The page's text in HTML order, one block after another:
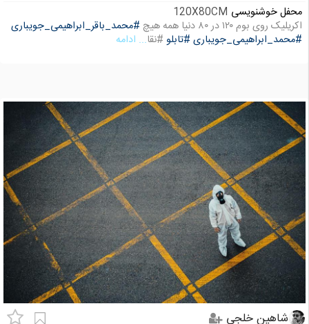
محفل خوشنویسی 120X80CM
اکریلیک روی بوم ۱۲۰ در ۸۰ دنیا همه هیچ
#محمد_باقر_ابراهیمی_جویباری
#محمد_ابراهیمی_جویباری #تابلو #نقا... ادامه
شاهین خلجی